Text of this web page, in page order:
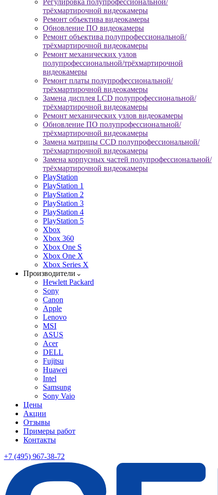
Регулировка полупрофессиональной/
трёхмартирочной видеокамеры
Ремонт объектива видеокамеры
Обновление ПО видеокамеры
Ремонт объектива полупрофессиональной/
трёхмартирочной видеокамеры
Ремонт механических узлов
полупрофессиональной/трёхмартирочной
видеокамеры
Ремонт платы полупрофессиональной/
трёхмартирочной видеокамеры
Замена дисплея LCD полупрофессиональной/
трёхмартирочной видеокамеры
Ремонт механических узлов видеокамеры
Обновление ПО полупрофессиональной/
трёхмартирочной видеокамеры
Замена матрицы CCD полупрофессиональной/
трёхмартирочной видеокамеры
Замена корпусных частей полупрофессиональной/
трёхмартирочной видеокамеры
PlayStation
PlayStation 1
PlayStation 2
PlayStation 3
PlayStation 4
PlayStation 5
Xbox
Xbox 360
Xbox One S
Xbox One X
Xbox Series X
Производители
Hewlett Packard
Sony
Canon
Apple
Lenovo
MSI
ASUS
Acer
DELL
Fujitsu
Huawei
Intel
Samsung
Sony Vaio
Цены
Акции
Отзывы
Примеры работ
Контакты
+7 (495) 967-38-72